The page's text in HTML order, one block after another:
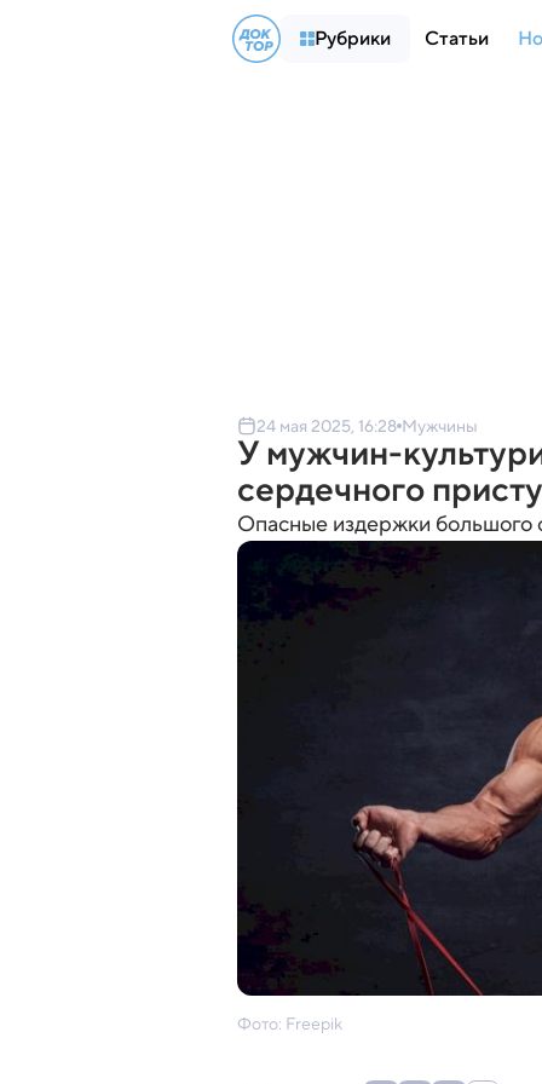
Рубрики Статьи
24 мая 2025, 16:28 Мужчины
У мужчин-
сердечного
Опасные издержки большого
Фото: Freepik